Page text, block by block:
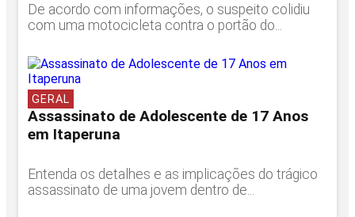
De acordo com informações, o suspeito colidiu
com uma motocicleta contra o portão do...
GERAL
Assassinato de Adolescente de 17 Anos
em Itaperuna
Entenda os detalhes e as implicações do trágico
assassinato de uma jovem dentro de...